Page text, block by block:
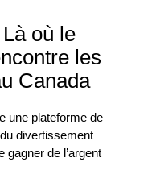
où le
les
Canada
une plateforme de
divertissement
de l’argent